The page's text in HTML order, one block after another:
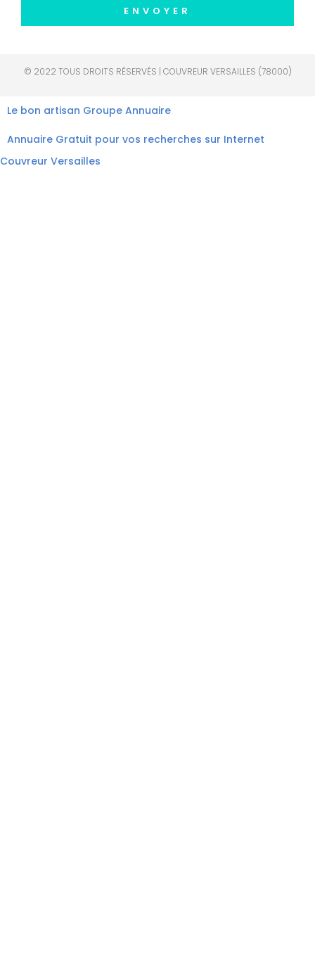
ENVOYER
© 2022 TOUS DROITS RÉSERVÉS | COUVREUR VERSAILLES (78000)
Le bon artisan Groupe Annuaire
Annuaire Gratuit pour vos recherches sur Internet
Couvreur Versailles